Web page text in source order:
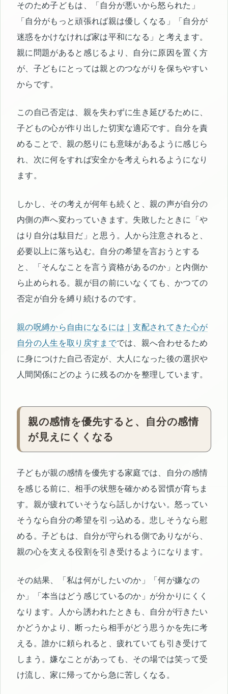
そのため子どもは、「自分が悪いから怒られた」
「自分がもっと頑張れば親は優しくなる」「自分が
迷惑をかけなければ家は平和になる」と考えます。
親に問題があると感じるより、自分に原因を置く方
が、子どもにとっては親とのつながりを保ちやすい
からです。
この自己否定は、親を失わずに生き延びるために、
子どもの心が作り出した切実な適応です。自分を責
めることで、親の怒りにも意味があるように感じら
れ、次に何をすれば安全かを考えられるようになり
ます。
しかし、その考えが何年も続くと、親の声が自分の
内側の声へ変わっていきます。失敗したときに「や
はり自分は駄目だ」と思う。人から注意されると、
必要以上に落ち込む。自分の希望を言おうとする
と、「そんなことを言う資格があるのか」と内側か
ら止められる。親が目の前にいなくても、かつての
否定が自分を縛り続けるのです。
親の呪縛から自由になるには｜支配されてきた心が
自分の人生を取り戻すまででは、親へ合わせるため
に身につけた自己否定が、大人になった後の選択や
人間関係にどのように残るのかを整理しています。
親の感情を優先すると、自分の感情
が見えにくくなる
子どもが親の感情を優先する家庭では、自分の感情
を感じる前に、相手の状態を確かめる習慣が育ちま
す。親が疲れていそうなら話しかけない。怒ってい
そうなら自分の希望を引っ込める。悲しそうなら慰
める。子どもは、自分が守られる側でありながら、
親の心を支える役割を引き受けるようになります。
その結果、「私は何がしたいのか」「何が嫌なの
か」「本当はどう感じているのか」が分かりにくく
なります。人から誘われたときも、自分が行きたい
かどうかより、断ったら相手がどう思うかを先に考
える。誰かに頼られると、疲れていても引き受けて
しまう。嫌なことがあっても、その場では笑って受
け流し、家に帰ってから急に苦しくなる。